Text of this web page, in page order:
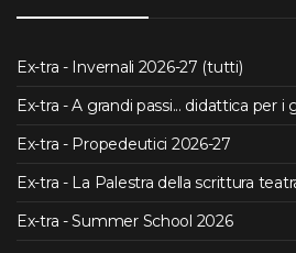
Ex-tra - Invernali 2026-27 (tutti)
Ex-tra - A grandi passi... didattica per i
Ex-tra - Propedeutici 2026-27
Ex-tra - La Palestra della scrittura
Ex-tra - Summer School 2026